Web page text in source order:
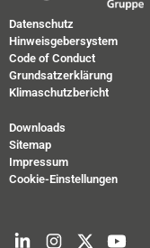
Datenschutz
Hinweisgebersystem
Code of Conduct
Grundsatzerklärung
Klimaschutzbericht
Downloads
Sitemap
Impressum
Cookie-Einstellungen